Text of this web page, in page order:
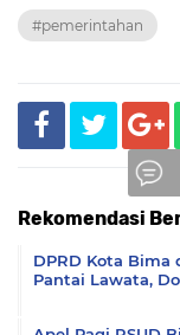
#pemerintahan
Rekomendasi
DPRD Kota Bima
Pantai Lawata,